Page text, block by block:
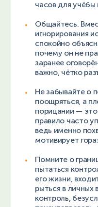
часов для учёбы
Общайтесь.
игнорирования
спокойно
почему он не
заранее
важно, чётко
Не забывайте о
поощряться, а
порицании —
правило часто
ведь именно
мотивирует
Помните о
пытаться
его жизни,
рыться в личных
контроль,